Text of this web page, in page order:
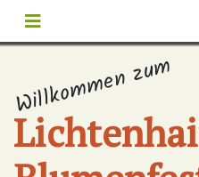
Willkommen zum